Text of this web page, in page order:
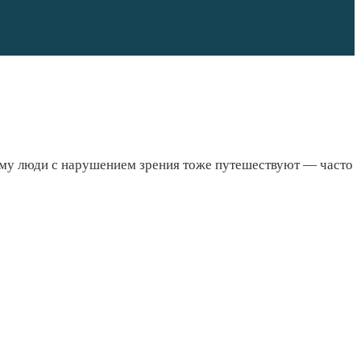
люди с нарушением зрения тоже путешествуют — часто